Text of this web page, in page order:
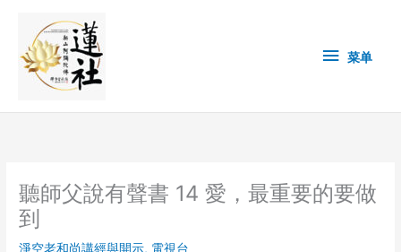
content
单 菜单
聽師父說有聲書 14 愛，最重要的要做
到
淨空老和尚講經與開示, 電視台